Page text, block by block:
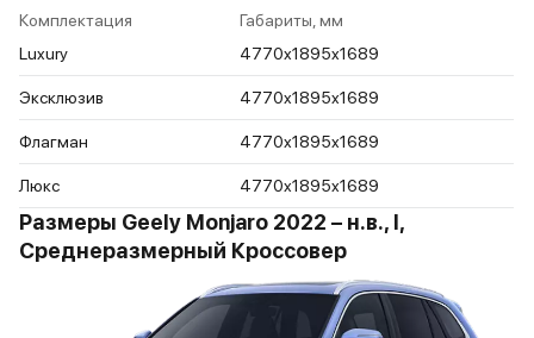
Комплектация
Габариты, мм
Luxury
4770x1895x1689
Эксклюзив 4770x1895x1689
Флагман 4770x1895x1689
Люкс 4770x1895x1689
Размеры Geely Monjaro 2022 – н.в., I,
Среднеразмерный Кроссовер